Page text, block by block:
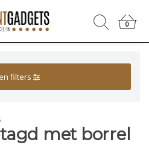
0
0
filters
met borrel